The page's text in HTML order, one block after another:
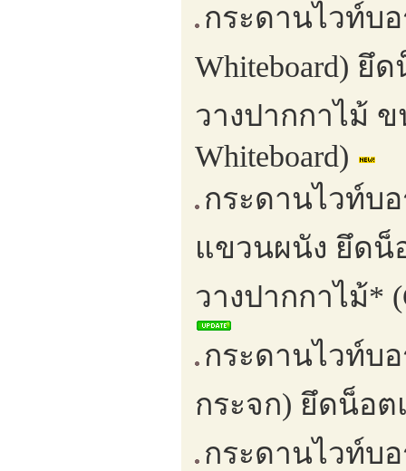
กระดานไวท์บ
Whiteboard) ยึ
วางปากกาไม้ ข
Whiteboard)
กระดานไวท์บ
แขวนผนัง ยึดน็
วางปากกาไม้*
กระดานไวท์บ
กระจก) ยึดน็อต
กระดานไวท์บ